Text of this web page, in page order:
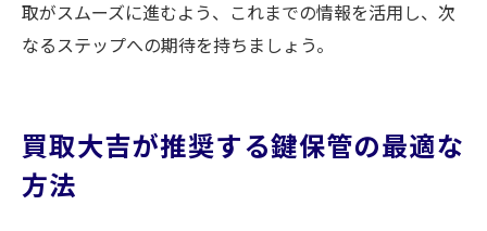
取がスムーズに進むよう、これまでの情報を活用し、次
なるステップへの期待を持ちましょう。
買取大吉が推奨する鍵保管の最適な
方法